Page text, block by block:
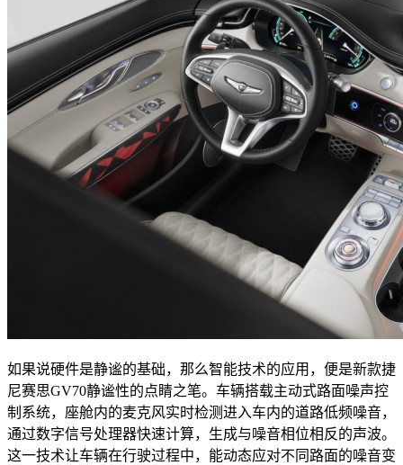
如果说硬件是静谧的基础，那么智能技术的应用，便是新款捷
尼赛思GV70静谧性的点睛之笔。车辆搭载主动式路面噪声控
制系统，座舱内的麦克风实时检测进入车内的道路低频噪音，
通过数字信号处理器快速计算，生成与噪音相位相反的声波。
这一技术让车辆在行驶过程中，能动态应对不同路面的噪音变